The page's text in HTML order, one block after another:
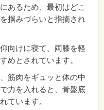
あるため、最初はどこ
掴みづらいと指摘され
向けに寝て、両膝を軽
めとされています。
筋肉をギュッと体の中
力を入れると、骨盤底
ています。